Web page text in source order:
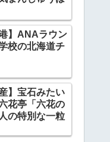
】ANAラウン
校の北海道チ
】宝石みたい
花亭「六花の
の特別な一粒